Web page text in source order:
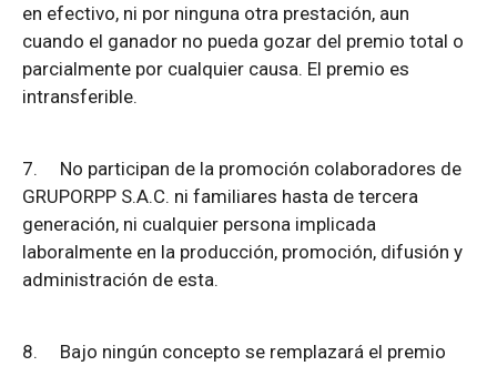
en efectivo, ni por ninguna otra prestación, aun
cuando el ganador no pueda gozar del premio total o
parcialmente por cualquier causa. El premio es
intransferible.
7. No participan de la promoción colaboradores de
GRUPORPP S.A.C. ni familiares hasta de tercera
generación, ni cualquier persona implicada
laboralmente en la producción, promoción, difusión y
administración de esta.
8. Bajo ningún concepto se remplazará el premio